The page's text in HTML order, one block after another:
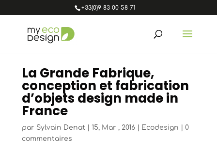
+33(0)9 83 00 58 71
La Grande Fabrique,
conception et fabrication
d’objets design made in
France
par Sylvain Denat 15, Mar , 2016| Ecodesign
0
commentaires